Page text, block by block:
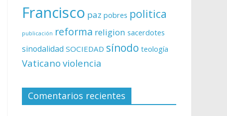
Francisco paz pobres politica
publicación reforma religion sacerdotes
sinodalidad SOCIEDAD sínodo teología
Vaticano violencia
Comentarios recientes